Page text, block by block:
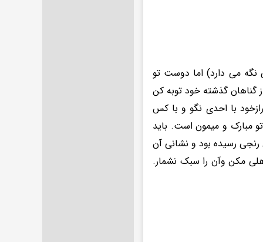
می دارد) اما دوست تو
گناهان گذشته خود توبه کن
با احدی نگو و با کس
مبارک و میمون است. باید
رسیده بود و نشانی آن
مکن وآن را سبک نشمار.